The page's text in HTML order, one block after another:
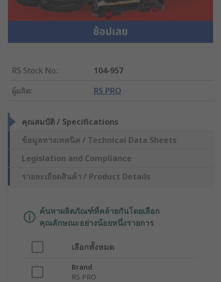
RS Stock No.:
104-957
ผู้ผลิต: RS PRO
คุณสมบัติ / Specifications
ข้อมูลทางเทคนิค / Technical Data Sheets
Legislation and Compliance
รายละเอียดสินค้า / Product Details
ค้นหาผลิตภัณฑ์ที่คล้ายกันโดยเลือก
คุณลักษณะอย่างน้อยหนึ่งรายการ
เลือกทั้งหมด
Brand
RS PRO